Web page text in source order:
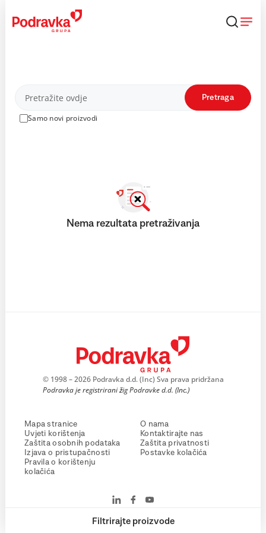
content
Proizvodi
Samo novi proizvodi
Pretraga
Filtrirajte proizvode
Nema rezultata pretraživanja
© 1998 – 2026 Podravka d.d. (Inc) Sva prava pridržana
Podravka je registrirani žig Podravke d.d. (Inc.)
Mapa stranice
Uvjeti korištenja
Zaštita osobnih podataka
Izjava o pristupačnosti
Pravila o korištenju
kolačića
O nama
Kontaktirajte nas
Zaštita privatnosti
Postavke kolačića